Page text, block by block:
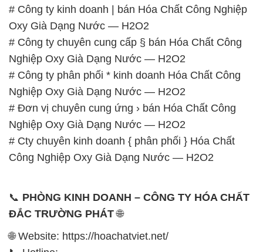
# Công ty kinh doanh | bán Hóa Chất Công Nghiệp
Oxy Già Dạng Nước — H2O2
# Công ty chuyên cung cấp § bán Hóa Chất Công
Nghiệp Oxy Già Dạng Nước — H2O2
# Công ty phân phối * kinh doanh Hóa Chất Công
Nghiệp Oxy Già Dạng Nước — H2O2
# Đơn vị chuyên cung ứng › bán Hóa Chất Công
Nghiệp Oxy Già Dạng Nước — H2O2
# Cty chuyên kinh doanh { phân phối } Hóa Chất
Công Nghiệp Oxy Già Dạng Nước — H2O2
📞 PHÒNG KINH DOANH – CÔNG TY HÓA CHẤT
ĐẮC TRƯỜNG PHÁT🌐
🌐 Website: https://hoachatviet.net/